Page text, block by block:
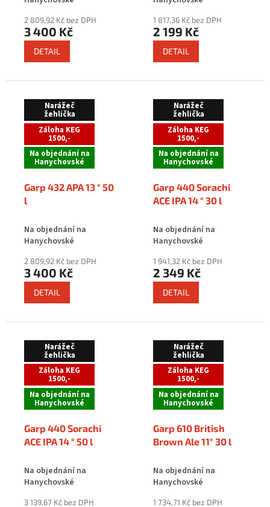
2 809,92 Kč bez DPH
3 400 Kč
DETAIL
1 817,36 Kč bez DPH
2 199 Kč
DETAIL
Narážeč
žehlička
Záloha KEG
1500,-
Na objednání na
Hanychovské
Garp 432 APA 13 ° 50
l
Na objednání na
Hanychovské
2 809,92 Kč bez DPH
3 400 Kč
DETAIL
Narážeč
žehlička
Záloha KEG
1500,-
Na objednání na
Hanychovské
Garp 440 Sorachi
ACE IPA 14 ° 30 l
Na objednání na
Hanychovské
1 941,32 Kč bez DPH
2 349 Kč
DETAIL
Narážeč
žehlička
Záloha KEG
1500,-
Na objednání na
Hanychovské
Garp 440 Sorachi
ACE IPA 14 ° 50 l
Na objednání na
Hanychovské
3 139,67 Kč bez DPH
Narážeč
žehlička
Záloha KEG
1500,-
Na objednání na
Hanychovské
Garp 610 British
Brown Ale 11° 30 l
Na objednání na
Hanychovské
1 734,71 Kč bez DPH